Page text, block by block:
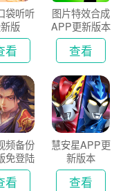
袋听听
版
看
图片特效合成
APP更新版本
2026
查看
频备份
免登陆
版
看
慧安星APP更
新版本
查看